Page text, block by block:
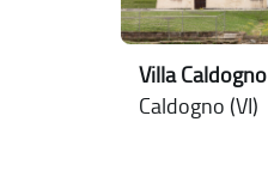
Villa Caldogno
Caldogno (VI)